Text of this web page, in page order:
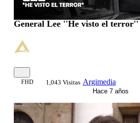
General Lee ''He visto el terror''
FHD 1,043 Visitas Argimedia
Hace 7 años